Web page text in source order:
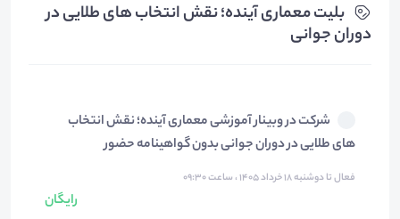
بلیت‌ معماری آینده؛ نقش انتخاب های طلایی در
دوران جوانی
شرکت در وبینار آموزشی معماری آینده؛ نقش انتخاب
های طلایی در دوران جوانی بدون گواهینامه حضور
فعال تا دوشنبه ۱۸ خرداد ۱۴۰۵ ، ساعت ۰۹:۳۰
رایگان